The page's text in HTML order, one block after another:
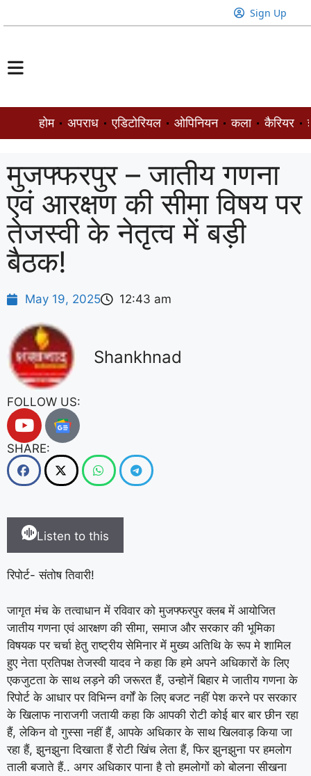
Sign Up
होम अपराध एडिटोरियल ओपिनियन कला कैरियर
मुजफ्फरपुर – जातीय गणना
एवं आरक्षण की सीमा विषय पर
तेजस्वी के नेतृत्व में बड़ी
बैठक!
May 19, 2025 12:43 am
Shankhnad
FOLLOW US:
SHARE:
Listen to this
रिपोर्ट- संतोष तिवारी!
जागृत मंच के तत्वाधान में रविवार को मुजफ्फरपुर क्लब में आयोजित
जातीय गणना एवं आरक्षण की सीमा, समाज और सरकार की भूमिका
विषयक पर चर्चा हेतु राष्ट्रीय सेमिनार में मुख्य अतिथि के रूप मे शामिल
हुए नेता प्रतिपक्ष तेजस्वी यादव ने कहा कि हमे अपने अधिकारों के लिए
एकजुटता के साथ लड़ने की जरूरत हैं, उन्होनें बिहार मे जातीय गणना के
रिपोर्ट के आधार पर विभिन्न वर्गों के लिए बजट नहीं पेश करने पर सरकार
के खिलाफ नाराजगी जतायी कहा कि आपकी रोटी कोई बार बार छीन रहा
हैं, लेकिन वो गुस्सा नहीं हैं, आपके अधिकार के साथ खिलवाड़ किया जा
रहा हैं, झुनझुना दिखाता हैं रोटी खिंच लेता हैं, फिर झुनझुना पर हमलोग
ताली बजाते हैं.. अगर अधिकार पाना है तो हमलोगों को बोलना सीखना